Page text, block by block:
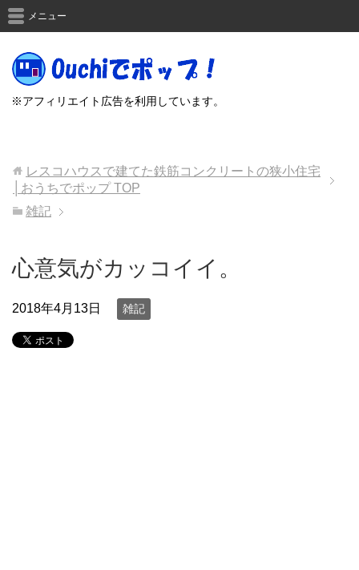
※アフィリエイト広告を利用しています。
メニュー
レスコハウスで建てた鉄筋コンクリートの狭小住宅
│おうちでポップTOP
雑記
心意気がカッコイイ。
2018年4月13日 雑記